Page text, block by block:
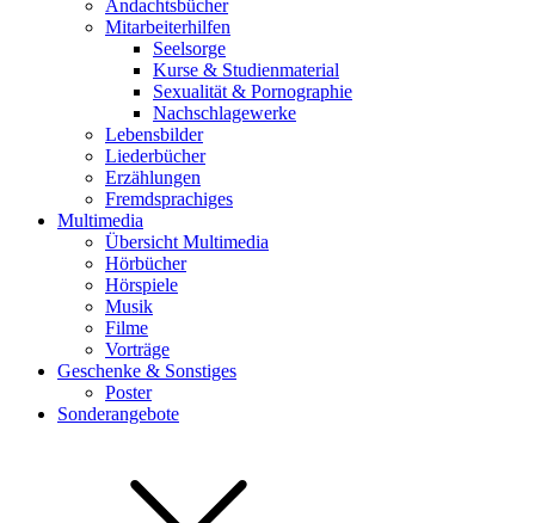
Andachtsbücher
Mitarbeiterhilfen
Seelsorge
Kurse & Studienmaterial
Sexualität & Pornographie
Nachschlagewerke
Lebensbilder
Liederbücher
Erzählungen
Fremdsprachiges
Multimedia
Übersicht Multimedia
Hörbücher
Hörspiele
Musik
Filme
Vorträge
Geschenke & Sonstiges
Poster
Sonderangebote